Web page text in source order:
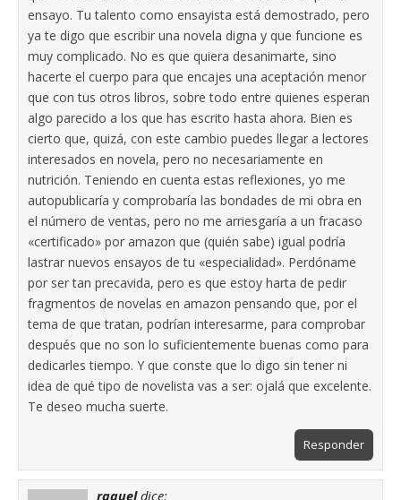
ensayo. Tu talento como ensayista está demostrado, pero
ya te digo que escribir una novela digna y que funcione es
muy complicado. No es que quiera desanimarte, sino
hacerte el cuerpo para que encajes una aceptación menor
que con tus otros libros, sobre todo entre quienes esperan
algo parecido a los que has escrito hasta ahora. Bien es
cierto que, quizá, con este cambio puedes llegar a lectores
interesados en novela, pero no necesariamente en
nutrición. Teniendo en cuenta estas reflexiones, yo me
autopublicaría y comprobaría las bondades de mi obra en
el número de ventas, pero no me arriesgaría a un fracaso
«certificado» por amazon que (quién sabe) igual podría
lastrar nuevos ensayos de tu «especialidad». Perdóname
por ser tan precavida, pero es que estoy harta de pedir
fragmentos de novelas en amazon pensando que, por el
tema de que tratan, podrían interesarme, para comprobar
después que no son lo suficientemente buenas como para
dedicarles tiempo. Y que conste que lo digo sin tener ni
idea de qué tipo de novelista vas a ser: ojalá que excelente.
Te deseo mucha suerte.
Responder
raquel dice: